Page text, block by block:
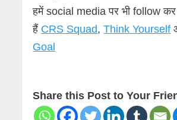
हमें social media पर भी follow
हैं CRS Squad,Think Yourself
Goal
Share this Post to Your